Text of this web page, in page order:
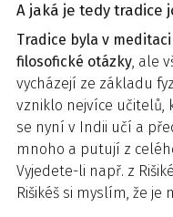
A jaká je tedy tradice
Tradice byla v
filosofické otázky, ale
vycházejí ze základu
vzniklo nejvíce učitelů,
se nyní v Indii učí a
mnoho a putují z
Vyjedete-li např. z
Rišikéš si myslím, že je